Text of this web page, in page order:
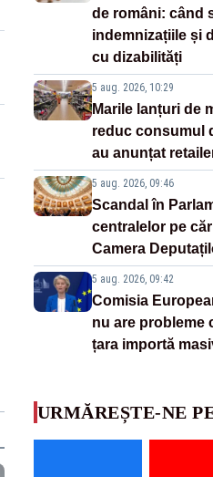
de români: când
indemnizațiile și
cu dizabilități
5 aug. 2026, 10:29
Marile lanțuri de
reduc consumul
au anunțat
5 aug. 2026, 09:46
Scandal în
centralelor pe
Camera
5 aug. 2026, 09:42
Comisia
nu are probleme
țara importă
URMĂREȘTE-NE